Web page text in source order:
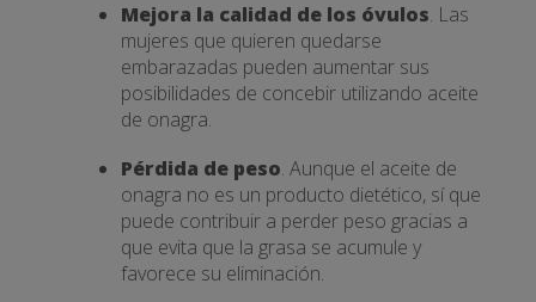
Mejora la calidad de los óvulos. Las
mujeres que quieren quedarse
embarazadas pueden aumentar sus
posibilidades de concebir utilizando aceite
de onagra.
Pérdida de peso. Aunque el aceite de
onagra no es un producto dietético, sí que
puede contribuir a perder peso gracias a
que evita que la grasa se acumule y
favorece su eliminación.